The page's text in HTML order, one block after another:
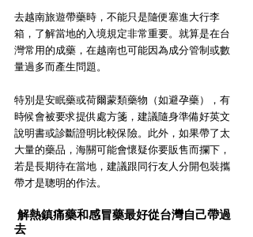
去越南旅遊帶藥時，不能只是隨便塞進大行李
箱，了解當地的入境規定非常重要。就算是在台
灣常用的成藥，在越南也可能因為成分管制或數
量過多而產生問題。
特別是安眠藥或荷爾蒙類藥物（如避孕藥），有
時候會被要求提供處方箋，建議隨身準備好英文
說明書或診斷證明比較保險。此外，如果帶了太
大量的藥品，海關可能會懷疑你要販售而攔下，
若是長期待在當地，建議跟同行友人分開包裝攜
帶才是聰明的作法。
解熱鎮痛藥和感冒藥最好從台灣自己帶過
去